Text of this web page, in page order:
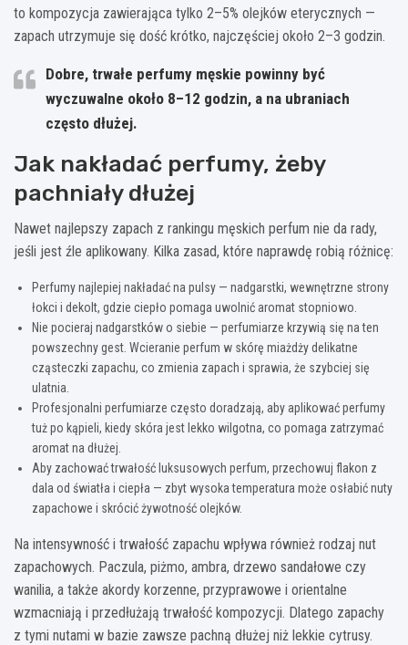
to kompozycja zawierająca tylko 2–5% olejków eterycznych —
zapach utrzymuje się dość krótko, najczęściej około 2–3 godzin.
Dobre, trwałe perfumy męskie powinny być
wyczuwalne około 8–12 godzin, a na ubraniach
często dłużej.
Jak nakładać perfumy, żeby
pachniały dłużej
Nawet najlepszy zapach z rankingu męskich perfum nie da rady,
jeśli jest źle aplikowany. Kilka zasad, które naprawdę robią różnicę:
Perfumy najlepiej nakładać na pulsy — nadgarstki, wewnętrzne strony
łokci i dekolt, gdzie ciepło pomaga uwolnić aromat stopniowo.
Nie pocieraj nadgarstków o siebie — perfumiarze krzywią się na ten
powszechny gest. Wcieranie perfum w skórę miażdży delikatne
cząsteczki zapachu, co zmienia zapach i sprawia, że szybciej się
ulatnia.
Profesjonalni perfumiarze często doradzają, aby aplikować perfumy
tuż po kąpieli, kiedy skóra jest lekko wilgotna, co pomaga zatrzymać
aromat na dłużej.
Aby zachować trwałość luksusowych perfum, przechowuj flakon z
dala od światła i ciepła — zbyt wysoka temperatura może osłabić nuty
zapachowe i skrócić żywotność olejków.
Na intensywność i trwałość zapachu wpływa również rodzaj nut
zapachowych. Paczula, piżmo, ambra, drzewo sandałowe czy
wanilia, a także akordy korzenne, przyprawowe i orientalne
wzmacniają i przedłużają trwałość kompozycji. Dlatego zapachy
z tymi nutami w bazie zawsze pachną dłużej niż lekkie cytrusy.